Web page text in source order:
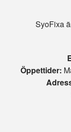
SyoFixa
Öppettider: